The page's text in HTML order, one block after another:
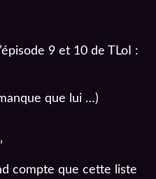
9 et 10 de TLoI :
que lui …)
compte que cette liste